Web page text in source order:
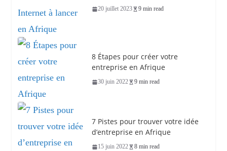
20 juillet 2023 9 min read
8 Étapes pour créer votre
entreprise en Afrique
30 juin 2022 9 min read
7 Pistes pour trouver votre idée
d’entreprise en Afrique
15 juin 2022 8 min read